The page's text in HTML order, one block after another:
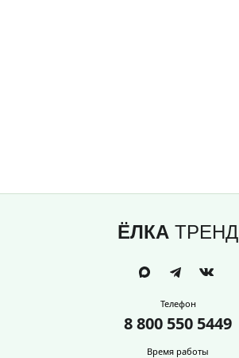
ЁЛКА ТРЕНД
Телефон
8 800 550 5449
Время работы